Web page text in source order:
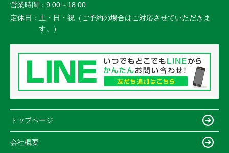
営業時間： 9:00～18:00
定休日： 土・日・祝（ご予約の場合はご対応させていただきま
す。）
トップページ
会社概要